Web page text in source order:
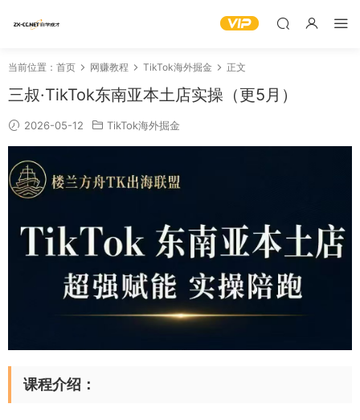
当前位置： 首页 网赚教程 TikTok海外掘金 正文
三叔·TikTok东南亚本土店实操（更5月）
2026-05-12 TikTok海外掘金
课程介绍：